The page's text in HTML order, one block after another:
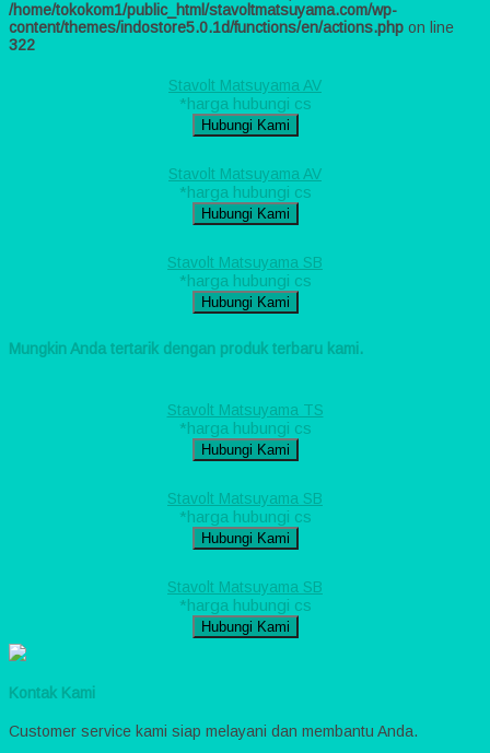
/home/tokokom1/public_html/stavoltmatsuyama.com/wp-
content/themes/indostore5.0.1d/functions/en/actions.php on line
322
Stavolt Matsuyama AV
*harga hubungi cs
Hubungi Kami
Stavolt Matsuyama AV
*harga hubungi cs
Hubungi Kami
Stavolt Matsuyama SB
*harga hubungi cs
Hubungi Kami
Mungkin Anda tertarik dengan produk terbaru kami.
Stavolt Matsuyama TS
*harga hubungi cs
Hubungi Kami
Stavolt Matsuyama SB
*harga hubungi cs
Hubungi Kami
Stavolt Matsuyama SB
*harga hubungi cs
Hubungi Kami
Kontak Kami
Customer service kami siap melayani dan membantu Anda.